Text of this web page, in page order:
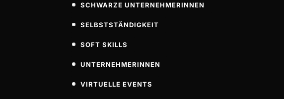
SCHWARZE UNTERNEHMERINNEN
SELBSTSTÄNDIGKEIT
SOFT SKILLS
UNTERNEHMERINNEN
VIRTUELLE EVENTS